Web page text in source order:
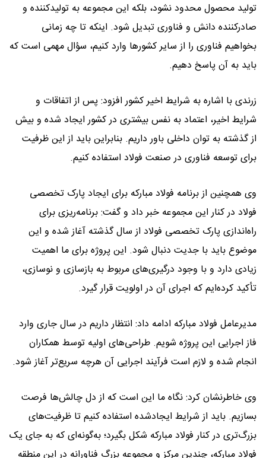
تولید محصول محدود نشود، بلکه این مجموعه به تولیدکننده و
صادرکننده دانش و فناوری تبدیل شود. اینکه تا چه زمانی
بخواهیم فناوری را از سایر کشورها وارد کنیم، سؤال مهمی است که
باید به آن پاسخ دهیم.
زرندی با اشاره به شرایط اخیر کشور افزود: پس از اتفاقات و
شرایط اخیر، اعتماد به نفس بیشتری در کشور ایجاد شده و بیش
از گذشته به توان داخلی باور داریم. بنابراین باید از این ظرفیت
برای توسعه فناوری در صنعت فولاد استفاده کنیم.
وی همچنین از برنامه فولاد مبارکه برای ایجاد پارک تخصصی
فولاد در کنار این مجموعه خبر داد و گفت: برنامه‌ریزی برای
راه‌اندازی پارک تخصصی فولاد از سال گذشته آغاز شده و این
موضوع باید با جدیت دنبال شود. این پروژه برای ما اهمیت
زیادی دارد و با وجود درگیری‌های مربوط به بازسازی و نوسازی،
تأکید کرده‌ایم که اجرای آن در اولویت قرار گیرد.
مدیرعامل فولاد مبارکه ادامه داد: انتظار داریم در سال جاری وارد
فاز اجرایی این پروژه شویم. طراحی‌های اولیه توسط همکاران
انجام شده و لازم است فرآیند اجرایی آن هرچه سریع‌تر آغاز شود.
وی خاطرنشان کرد: نگاه ما این است که از دل چالش‌ها فرصت
بسازیم. باید از شرایط ایجادشده استفاده کنیم تا ظرفیت‌های
بزرگ‌تری در کنار فولاد مبارکه شکل بگیرد؛ به‌گونه‌ای که به جای یک